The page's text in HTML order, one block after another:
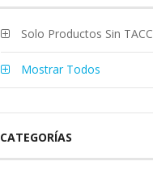
Solo Productos Sin TACC
Mostrar Todos
CATEGORÍAS